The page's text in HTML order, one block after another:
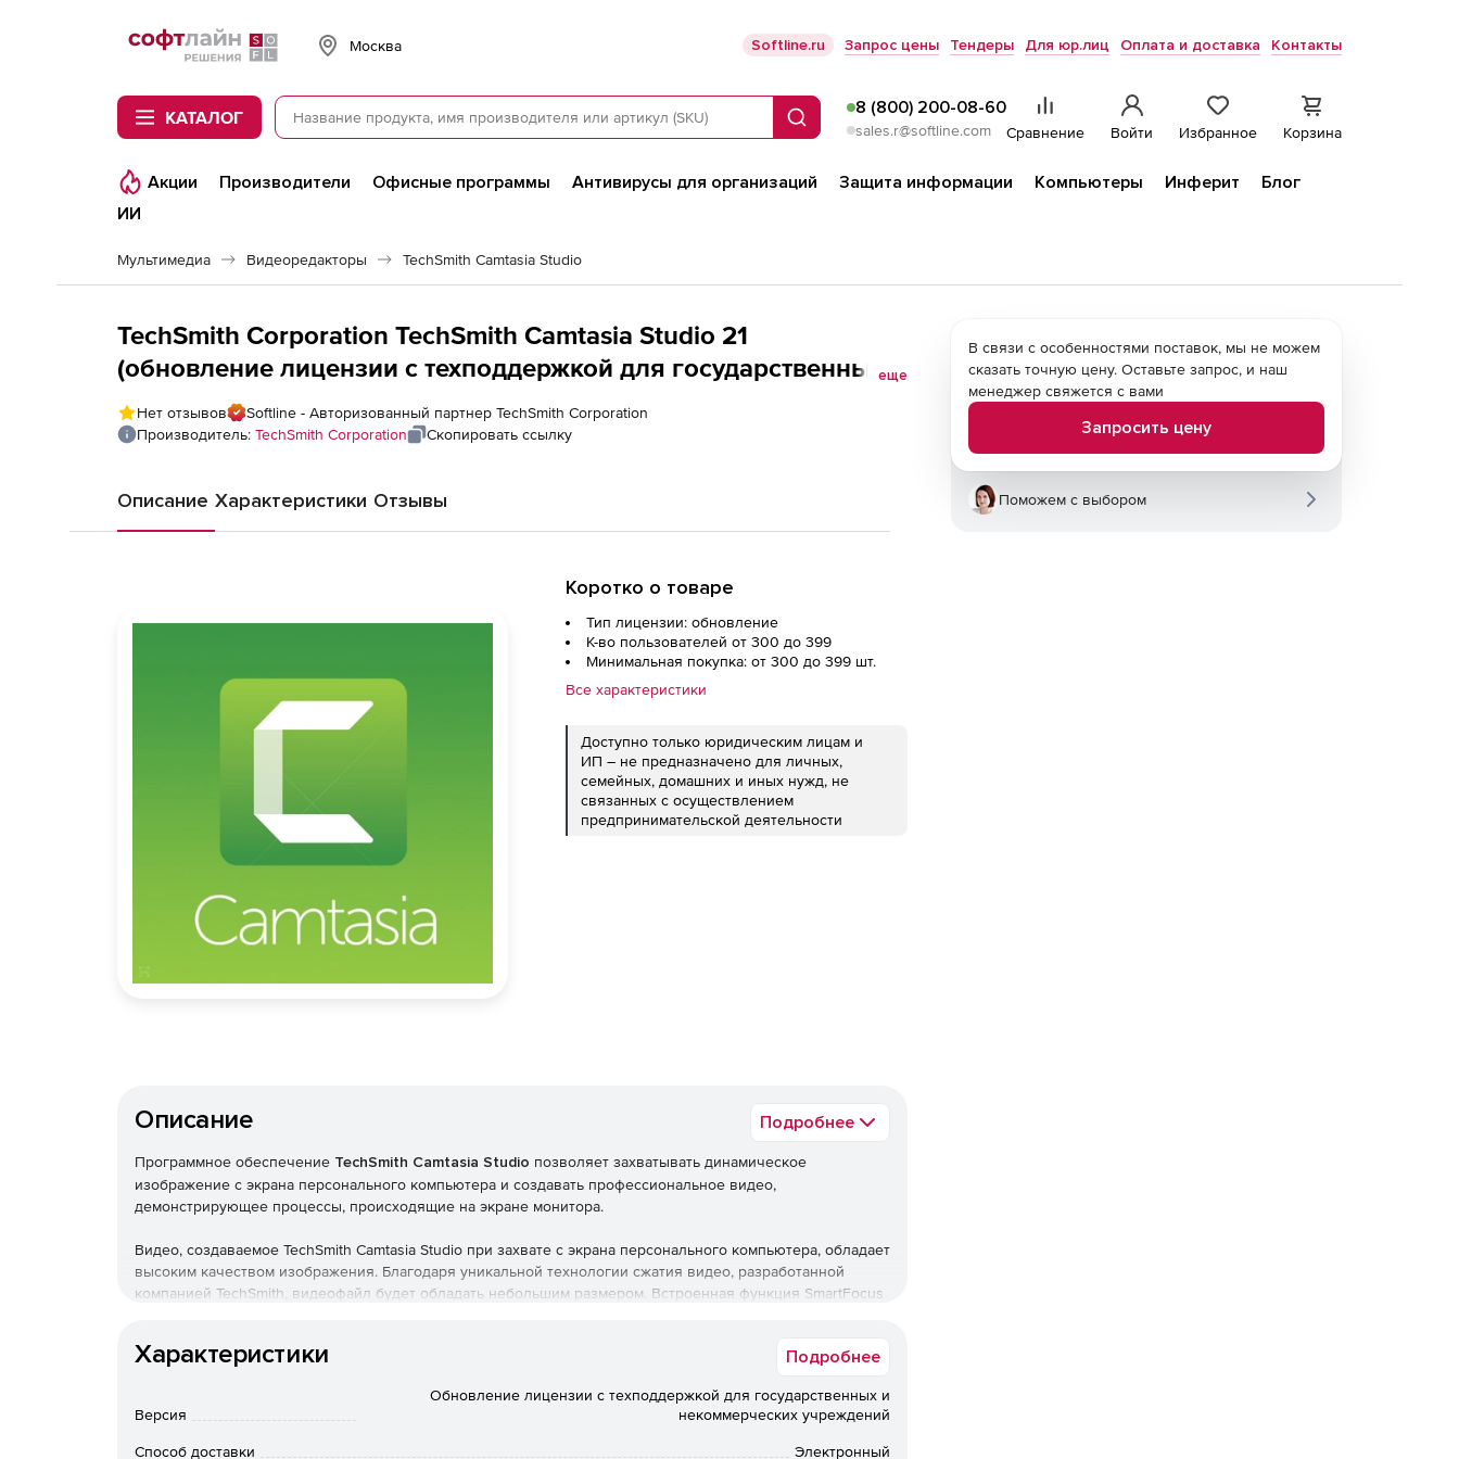
Softline
Москва Softline.ru Запрос цены Тендеры Для юр.лиц Оплата и доставка Контакты
КАТАЛОГ Поиск
8 (800) 200-08-60
sales.r@softline.com Сравнение Войти Избранное Корзина
Акции Производители Офисные программы Антивирусы для организаций Защита информации Компьютеры Инферит
Блог
ИИ
Мультимедиа Видеоредакторы TechSmith Camtasia Studio
TechSmith Corporation TechSmith Camtasia Studio 21
(обновление лицензии с техподдержкой для государственных и
некоммерческих учреждений), Количество пользователей
еще
Нет отзывов
Softline - Авторизованный партнер TechSmith Corporation
Производитель: TechSmith Corporation Скопировать ссылку
Описание Характеристики Отзывы
Коротко о товаре
Тип лицензии: обновление
К-во пользователей от 300 до 399
Минимальная покупка: от 300 до 399 шт.
Все характеристики
Доступно только юридическим лицам и
ИП – не предназначено для личных,
семейных, домашних и иных нужд, не
связанных с осуществлением
предпринимательской деятельности
Описание Подробнее
Программное обеспечение TechSmith Camtasia Studio позволяет захватывать динамическое
изображение с экрана персонального компьютера и создавать профессиональное видео,
демонстрирующее процессы, происходящие на экране монитора.
Видео, создаваемое TechSmith Camtasia Studio при захвате с экрана персонального компьютера, обладает
высоким качеством изображения. Благодаря уникальной технологии сжатия видео, разработанной
компанией TechSmith, видеофайл будет обладать небольшим размером. Встроенная функция SmartFocus
изображения, создавая видео необходимого формата для публикации как в социальных сетях, блогах,
так и на компакт-дисках. Продукт имеет функцию предварительного просмотра.
Характеристики Подробнее
Версия
Обновление лицензии с техподдержкой для государственных и
некоммерческих учреждений
Способ доставки Электронный
В связи с особенностями поставок, мы не можем
сказать точную цену. Оставьте запрос, и наш
менеджер свяжется с вами
Запросить цену
Поможем с выбором